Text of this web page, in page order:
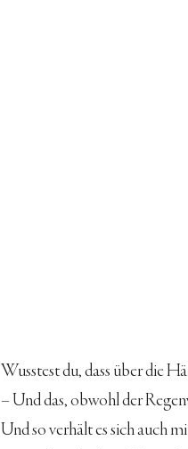
Wusstest du, dass über die
– Und das, obwohl der
Und so verhält es sich auch